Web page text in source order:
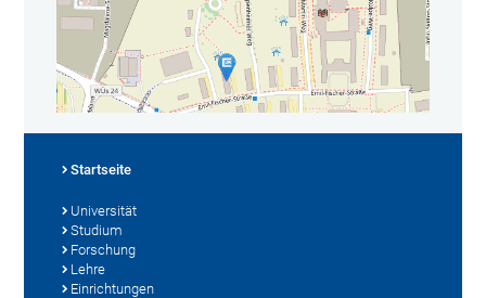
Startseite
Universität
Studium
Forschung
Lehre
Einrichtungen